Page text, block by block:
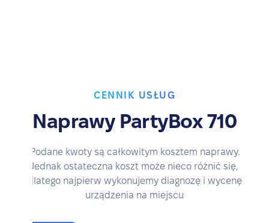
CENNIK USŁUG
Naprawy PartyBox 710
Podane kwoty są całkowitym kosztem naprawy.
Jednak ostateczna koszt może nieco różnić się,
dlatego najpierw wykonujemy diagnozę i wycenę
urządzenia na miejscu